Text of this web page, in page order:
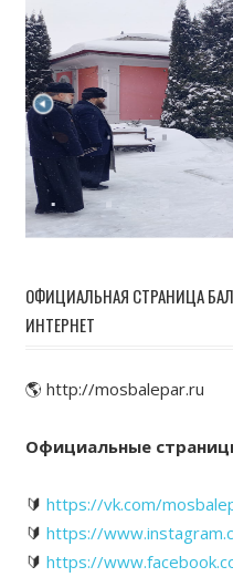
ОФИЦИАЛЬНАЯ СТРАНИЦА
ИНТЕРНЕТ
🌎 http://mosbalepar.ru
Официальные
🔰 https://vk.com/
🔰 https://
🔰 https://